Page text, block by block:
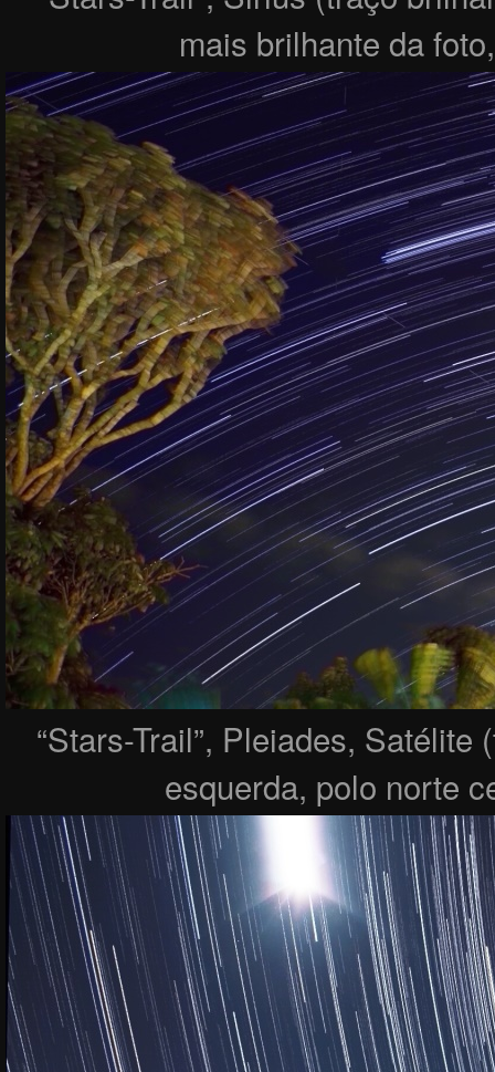
mais brilhante da
“Stars-Trail”, Pleiades,
esquerda, polo norte